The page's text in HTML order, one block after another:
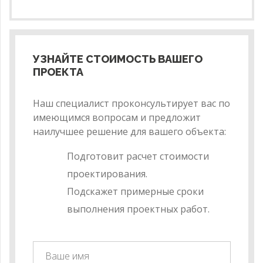
УЗНАЙТЕ СТОИМОСТЬ ВАШЕГО
ПРОЕКТА
Наш специалист проконсультирует вас по
имеющимся вопросам и предложит
наилучшее решение для вашего объекта:
Подготовит расчет стоимости
проектирования.
Подскажет примерные сроки
выполнения проектных работ.